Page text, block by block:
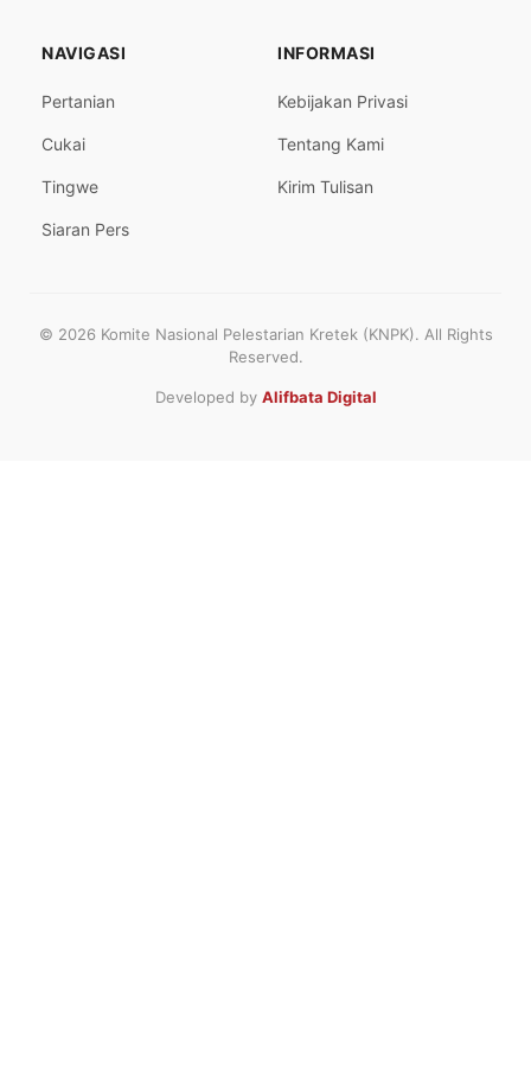
NAVIGASI
Pertanian
Cukai
Tingwe
Siaran Pers
INFORMASI
Kebijakan Privasi
Tentang Kami
Kirim Tulisan
© 2026 Komite Nasional Pelestarian Kretek (KNPK). All Rights
Reserved.
Developed by Alifbata Digital